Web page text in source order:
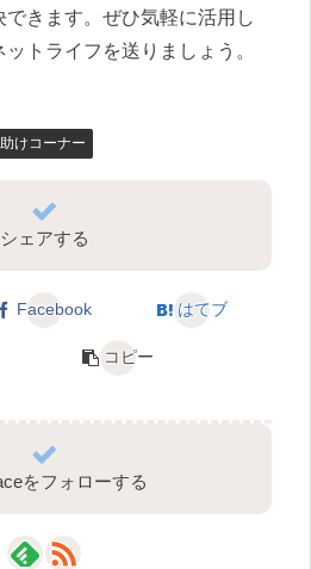
きます。ぜひ気軽に活用し
トライフを送りましょう。
けコーナー
シェアする
Facebook はてブ
コピー
をフォローする